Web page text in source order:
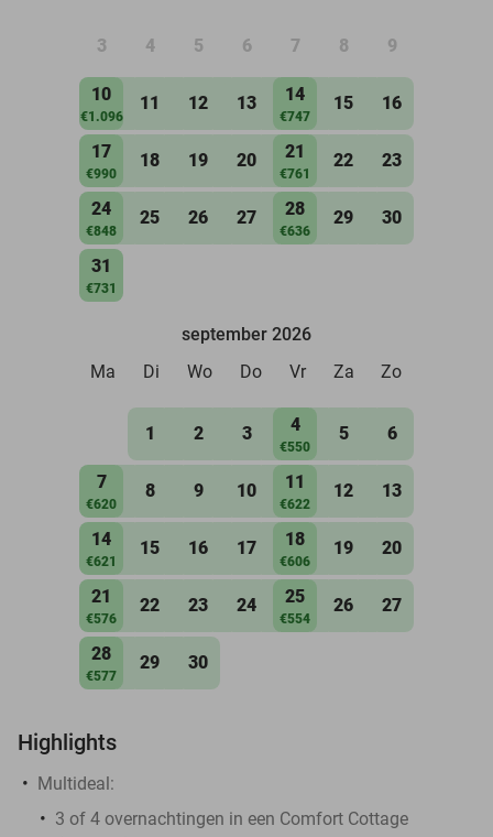
3 4 5 6 7 8 9
10
€1.096
11 12 13 14
€747
15 16
17
€990
18 19 20 21
€761
22 23
24
€848
25 26 27 28
€636
29 30
31
€731
september 2026
Ma
Di Wo Do Vr Za Zo
1 2 3 4
€550
5 6
7
€620
8 9 10 11
€622
12 13
14
€621
15 16 17 18
€606
19 20
21
€576
22 23 24 25
€554
26 27
28
€577
29 30
Highlights
Multideal:
3 of 4 overnachtingen in een Comfort Cottage